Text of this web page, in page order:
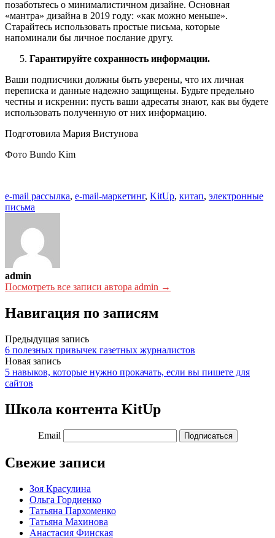
позаботьтесь о минималистичном дизайне. Основная
«мантра» дизайна в 2019 году: «как можно меньше».
Старайтесь использовать простые письма, которые
напоминали бы личное послание другу.
Гарантируйте сохранность информации.
Ваши подписчики должны быть уверены, что их личная
переписка и данные надежно защищены. Будьте предельно
честны и искренни: пусть ваши адресаты знают, как вы будете
использовать полученную от них информацию.
Подготовила Мария Вистунова
Фото Bundo Kim
e-mail рассылка, e-mail-маркетинг, KitUp, китап, электронные
письма
admin
Посмотреть все записи автора admin →
Навигация по записям
Предыдущая запись
6 полезных привычек газетных журналистов
Новая запись
5 навыков, которые нужно прокачать, если вы пишете для
сайтов
Школа контента KitUp
Email Подписаться
Свежие записи
Зоя Красулина
Ольга Гордиенко
Татьяна Пархоменко
Татьяна Махинова
Анастасия Финская